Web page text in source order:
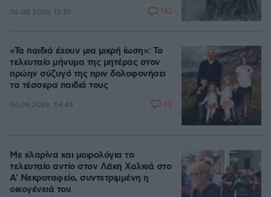
06.08.2026, 12:10 143
«Τα παιδιά έχουν μια μικρή ίωση»: Το
τελευταίο μήνυμα της μητέρας στον
πρώην σύζυγό της πριν δολοφονήσει
τα τέσσερα παιδιά τους
06.08.2026, 04:44 69
Με κλαρίνα και μοιρολόγια το
τελευταίο αντίο στον Λάκη Χαλκιά στο
A' Νεκροταφείο, συντετριμμένη η
οικογένειά του